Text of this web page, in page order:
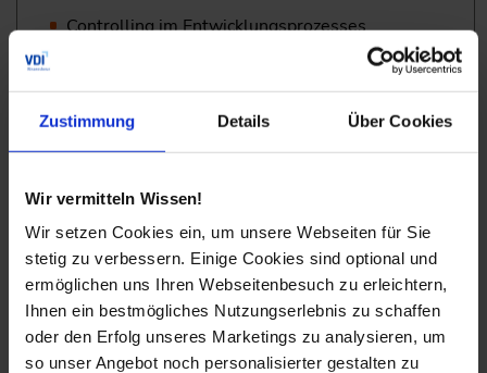
Zustimmung Details Über Cookies
Wir vermitteln Wissen!
Wir setzen Cookies ein, um unsere Webseiten für Sie
stetig zu verbessern. Einige Cookies sind optional und
ermöglichen uns Ihren Webseitenbesuch zu erleichtern,
Ihnen ein bestmögliches Nutzungserlebnis zu schaffen
oder den Erfolg unseres Marketings zu analysieren, um
so unser Angebot noch personalisierter gestalten zu
Controlling im Entwicklungsprozesses
Prof. Dr. Tilko Dietert
, Lean Management Consulting
Agile Methoden in der Produktentwicklung (2)
Agile Produktentwicklung erlebbar und zum
Anfassen
Reflexion
Jutta Binias-Hildesheim, Agilitäts- und
Transformationsberaterin